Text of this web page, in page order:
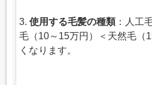
3. 使用する毛髪の種類 ：人工
毛（10～15万円）＜天然毛（
くなります。